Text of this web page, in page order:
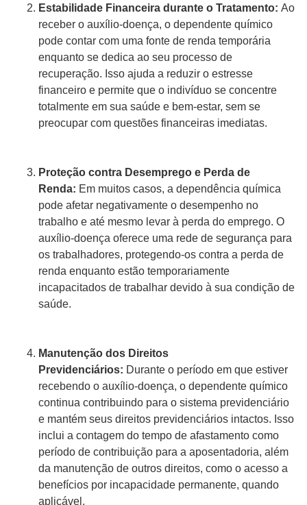
Estabilidade Financeira durante o Tratamento: Ao
receber o auxílio-doença, o dependente químico
pode contar com uma fonte de renda temporária
enquanto se dedica ao seu processo de
recuperação. Isso ajuda a reduzir o estresse
financeiro e permite que o indivíduo se concentre
totalmente em sua saúde e bem-estar, sem se
preocupar com questões financeiras imediatas.
Proteção contra Desemprego e Perda de
Renda: Em muitos casos, a dependência química
pode afetar negativamente o desempenho no
trabalho e até mesmo levar à perda do emprego. O
auxílio-doença oferece uma rede de segurança para
os trabalhadores, protegendo-os contra a perda de
renda enquanto estão temporariamente
incapacitados de trabalhar devido à sua condição de
saúde.
Manutenção dos Direitos
Previdenciários: Durante o período em que estiver
recebendo o auxílio-doença, o dependente químico
continua contribuindo para o sistema previdenciário
e mantém seus direitos previdenciários intactos. Isso
inclui a contagem do tempo de afastamento como
período de contribuição para a aposentadoria, além
da manutenção de outros direitos, como o acesso a
benefícios por incapacidade permanente, quando
aplicável.